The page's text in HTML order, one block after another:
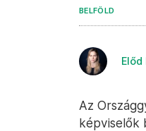
BELFÖLD
Előd
Az
képviselők